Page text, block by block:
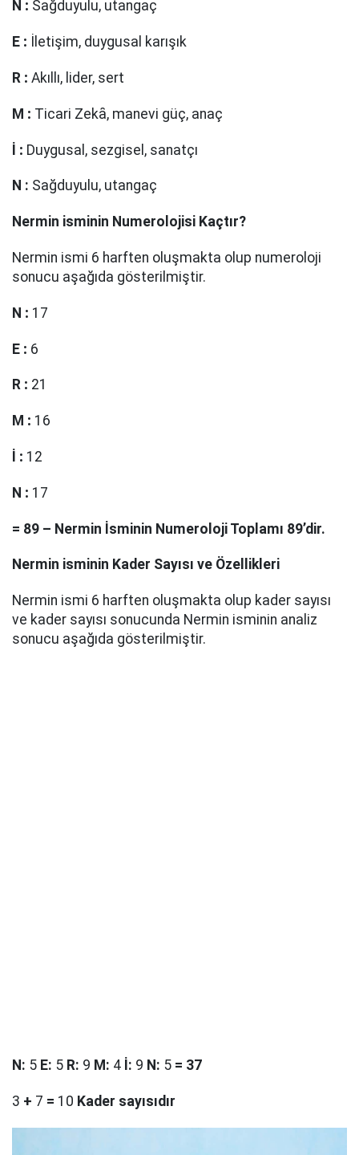
N : Sağduyulu, utangaç
E : İletişim, duygusal karışık
R : Akıllı, lider, sert
M : Ticari Zekȃ, manevi güç, anaç
İ : Duygusal, sezgisel, sanatçı
N : Sağduyulu, utangaç
Nermin isminin Numerolojisi Kaçtır?
Nermin ismi 6 harften oluşmakta olup numeroloji
sonucu aşağıda gösterilmiştir.
N : 17
E : 6
R : 21
M : 16
İ : 12
N : 17
= 89 – Nermin İsminin Numeroloji Toplamı 89’dir.
Nermin isminin Kader Sayısı ve Özellikleri
Nermin ismi 6 harften oluşmakta olup kader sayısı
ve kader sayısı sonucunda Nermin isminin analiz
sonucu aşağıda gösterilmiştir.
N: 5 E: 5 R: 9 M: 4 İ: 9 N: 5 = 37
3 + 7 = 10 Kader sayısıdır